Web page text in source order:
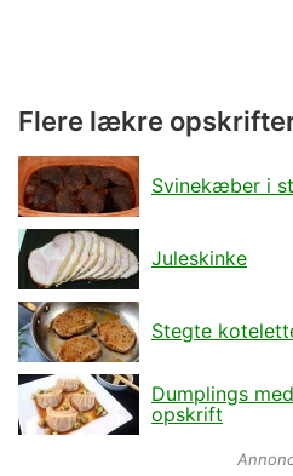
Flere lækre
Svinekæber i
Juleskinke
Stegte
Dumplings
opskrift